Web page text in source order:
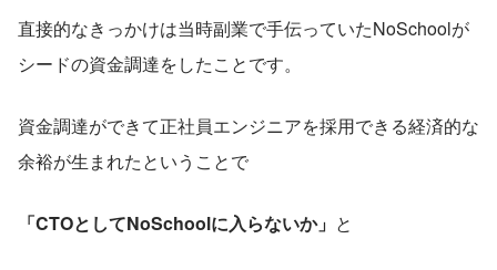
直接的なきっかけは当時副業で手伝っていたNoSchoolが
シードの資金調達をしたことです。
資金調達ができて正社員エンジニアを採用できる経済的な
余裕が生まれたということで
「CTOとしてNoSchoolに入らないか」 と